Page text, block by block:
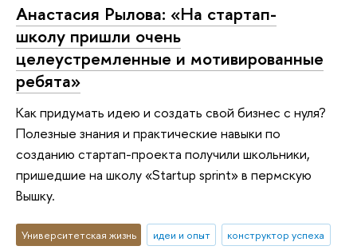
Анастасия Рылова: «На стартап-
школу пришли очень
целеустремленные и мотивированные
ребята»
Как придумать идею и создать свой бизнес с нуля?
Полезные знания и практические навыки по
созданию стартап-проекта получили школьники,
пришедшие на школу «Startup sprint» в пермскую
Вышку.
Университетская жизнь идеи и опыт
конструктор успеха